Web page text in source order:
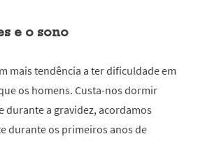
e o sono
mais tendência a ter dificuldade em
os homens. Custa-nos dormir
durante a gravidez, acordamos
durante os primeiros anos de